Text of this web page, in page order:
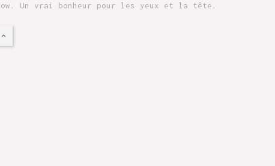
Un vrai bonheur pour les yeux et la tête.